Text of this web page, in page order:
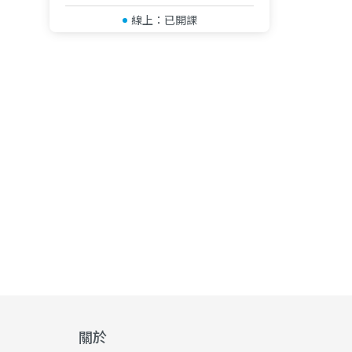
線上： 已開課
關於